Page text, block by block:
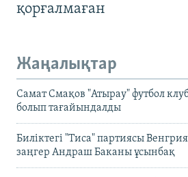
қорғалмаған
Жаңалықтар
Самат Смақов "Атырау" футбол
болып тағайындалды
Биліктегі "Тиса" партиясы
заңгер Андраш Баканы ұсынбақ